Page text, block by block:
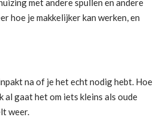
met andere spullen en andere
hoe je makkelijker kan werken, en
na of je het echt nodig hebt. Hoe
al gaat het om iets kleins als oude
weer.